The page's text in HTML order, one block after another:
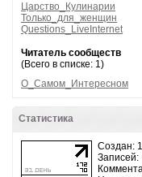
Царство_Кулинарии
Только_для_женщин
Questions_LiveInternet
Читатель сообществ
(Всего в списке: 1)
О_Самом_Интересном
Статистика
Создан:
Записей: